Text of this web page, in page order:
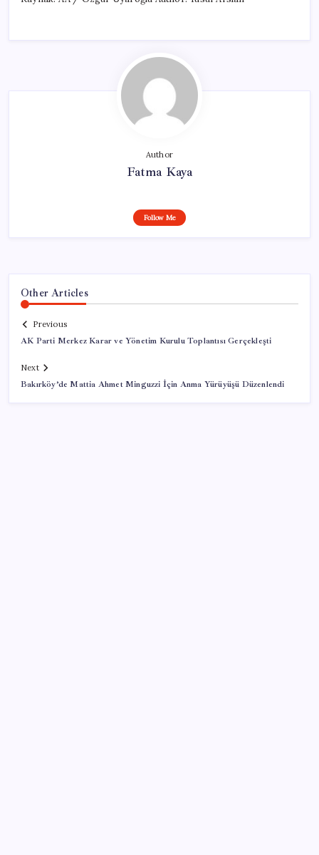
Author
Fatma Kaya
Follow Me
Other Articles
Previous
AK Parti Merkez Karar ve Yönetim Kurulu Toplantısı Gerçekleşti
Next
Bakırköy’de Mattia Ahmet Minguzzi İçin Anma Yürüyüşü Düzenlendi